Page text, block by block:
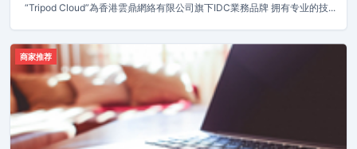
“Tripod Cloud”為香港雲鼎網絡有限公司旗下IDC業務品牌 拥有专业的技...
商家推荐